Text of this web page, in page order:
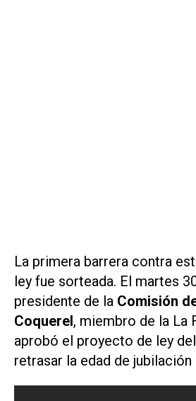
La primera barrera contra
ley fue sorteada. El martes
presidente de la Comisión
Coquerel, miembro de la La
aprobó el proyecto de ley
retrasar la edad de jubilación